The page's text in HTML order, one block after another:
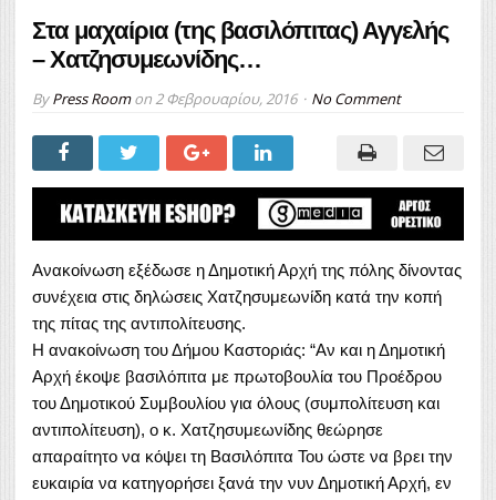
Στα μαχαίρια (της βασιλόπιτας) Αγγελής
– Χατζησυμεωνίδης…
ByPress Roomon 2 Φεβρουαρίου, 2016 No Comment
Ανακοίνωση εξέδωσε η Δημοτική Αρχή της πόλης δίνοντας
συνέχεια στις δηλώσεις Χατζησυμεωνίδη κατά την κοπή
της πίτας της αντιπολίτευσης.
Η ανακοίνωση του Δήμου Καστοριάς: “Αν και η Δημοτική
Αρχή έκοψε βασιλόπιτα με πρωτοβουλία του Προέδρου
του Δημοτικού Συμβουλίου για όλους (συμπολίτευση και
αντιπολίτευση), ο κ. Χατζησυμεωνίδης θεώρησε
απαραίτητο να κόψει τη Βασιλόπιτα Του ώστε να βρει την
ευκαιρία να κατηγορήσει ξανά την νυν Δημοτική Αρχή, εν